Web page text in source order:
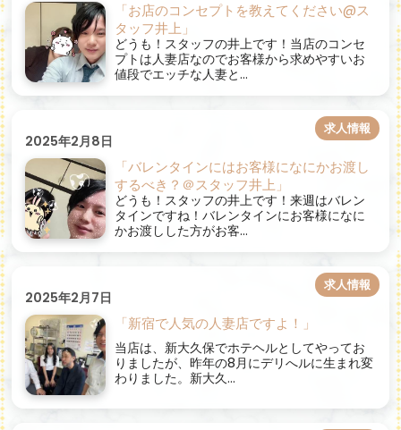
「お店のコンセプトを教えてください@ス
タッフ井上」
どうも！スタッフの井上です！当店のコンセ
プトは人妻店なのでお客様から求めやすいお
値段でエッチな人妻と...
2025年2月8日
求人情報
「バレンタインにはお客様になにかお渡し
するべき？＠スタッフ井上」
どうも！スタッフの井上です！来週はバレン
タインですね！バレンタインにお客様になに
かお渡しした方がお客...
2025年2月7日
求人情報
「新宿で人気の人妻店ですよ！」
当店は、新大久保でホテヘルとしてやってお
りましたが、昨年の8月にデリへルに生まれ変
わりました。新大久...